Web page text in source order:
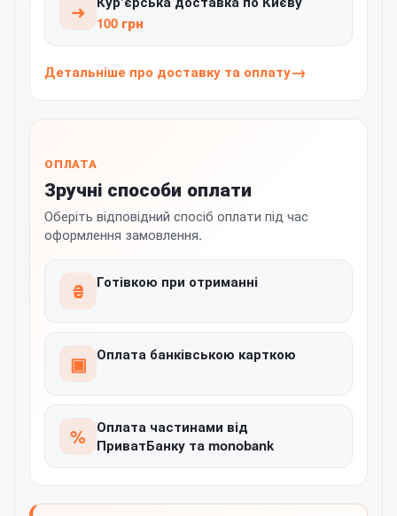
➜
100 грн
Детальніше про доставку та оплату
ОПЛАТА
Зручні способи оплати
Оберіть відповідний спосіб оплати під час
оформлення замовлення.
₴ Готівкою при отриманні
▣ Оплата банківською карткою
% Оплата частинами від
ПриватБанку та monobank